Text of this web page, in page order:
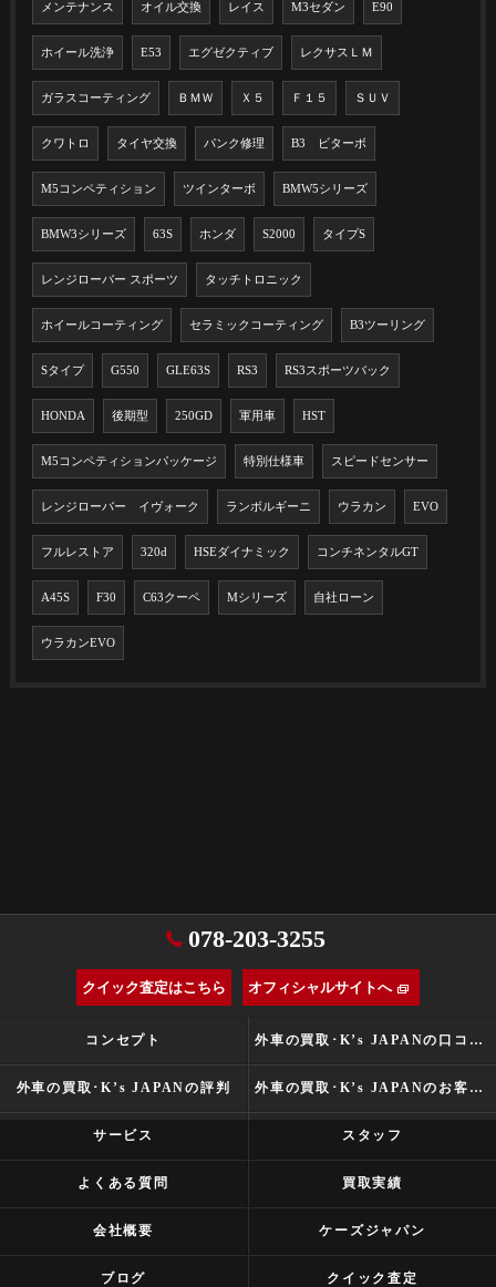
メンテナンス オイル交換 レイス M3セダン E90
ホイール洗浄 E53 エグゼクティブ レクサスＬＭ
ガラスコーティング ＢＭＷ Ｘ５ Ｆ１５ ＳＵＶ
クワトロ タイヤ交換 パンク修理 B3 ビターボ
M5コンペティション ツインターボ BMW5シリーズ
BMW3シリーズ 63S ホンダ S2000 タイプS
レンジローバー スポーツ タッチトロニック
ホイールコーティング セラミックコーティング B3ツーリング
Sタイプ G550 GLE63S RS3 RS3スポーツバック
HONDA 後期型 250GD 軍用車 HST
M5コンペティションパッケージ 特別仕様車 スピードセンサー
レンジローバー イヴォーク ランボルギーニ ウラカン EVO
フルレストア 320d HSEダイナミック コンチネンタルGT
A45S F30 C63クーペ Mシリーズ 自社ローン
ウラカンEVO
078-203-3255
クイック査定はこちら オフィシャルサイトへ
コンセプト 外車の買取･K’s JAPANの口コミ情報
外車の買取･K’s JAPANの評判 外車の買取･K’s JAPANのお客様の声
サービス スタッフ
よくある質問 買取実績
会社概要 ケーズジャパン
ブログ クイック査定